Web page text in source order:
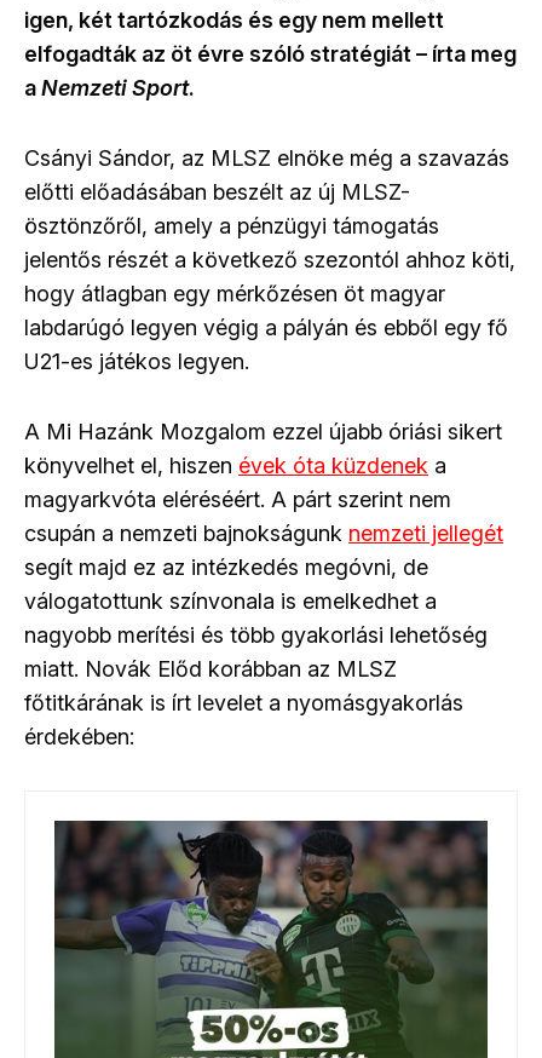
igen, két tartózkodás és egy nem mellett
elfogadták az öt évre szóló stratégiát – írta meg
aNemzeti Sport.
Csányi Sándor, az MLSZ elnöke még a szavazás
előtti előadásában beszélt az új MLSZ-
ösztönzőről, amely a pénzügyi támogatás
jelentős részét a következő szezontól ahhoz köti,
hogy átlagban egy mérkőzésen öt magyar
labdarúgó legyen végig a pályán és ebből egy fő
U21-es játékos legyen.
A Mi Hazánk Mozgalom ezzel újabb óriási sikert
könyvelhet el, hiszen évek óta küzdenek a
magyarkvóta eléréséért. A párt szerint nem
csupán a nemzeti bajnokságunk nemzeti jellegét
segít majd ez az intézkedés megóvni, de
válogatottunk színvonala is emelkedhet a
nagyobb merítési és több gyakorlási lehetőség
miatt. Novák Előd korábban az MLSZ
főtitkárának is írt levelet a nyomásgyakorlás
érdekében: